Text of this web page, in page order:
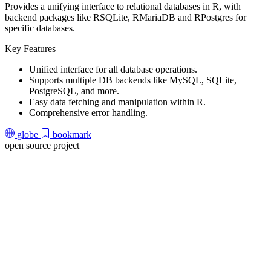
Provides a unifying interface to relational databases in R, with
backend packages like RSQLite, RMariaDB and RPostgres for
specific databases.
Key Features
Unified interface for all database operations.
Supports multiple DB backends like MySQL, SQLite,
PostgreSQL, and more.
Easy data fetching and manipulation within R.
Comprehensive error handling.
globe
bookmark
open source project